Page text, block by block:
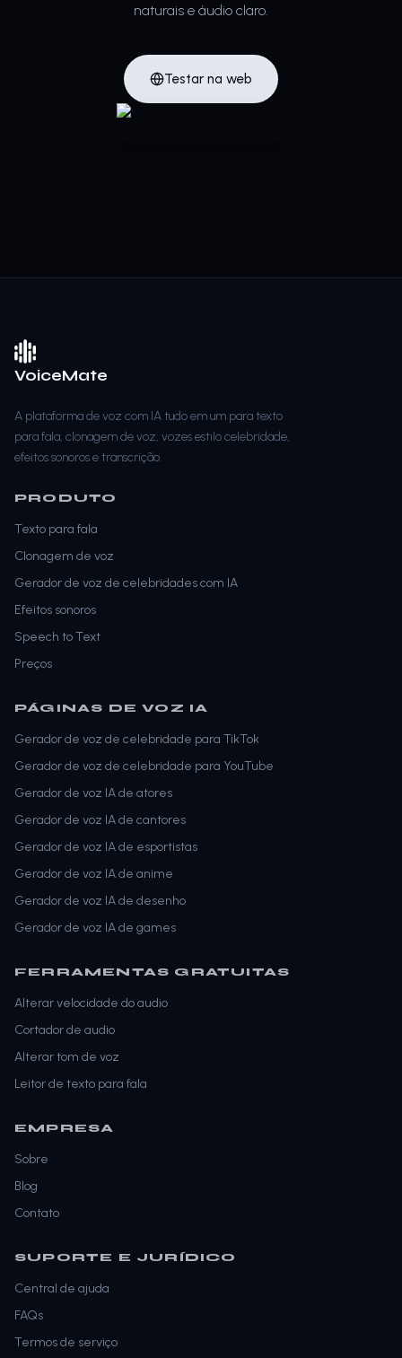
naturais e áudio claro.
Testar na web
VoiceMate
A plataforma de voz com IA tudo em um para texto
para fala, clonagem de voz, vozes estilo celebridade,
efeitos sonoros e transcrição.
PRODUTO
Texto para fala
Clonagem de voz
Gerador de voz de celebridades com IA
Efeitos sonoros
Speech to Text
Preços
PÁGINAS DE VOZ IA
Gerador de voz de celebridade para TikTok
Gerador de voz de celebridade para YouTube
Gerador de voz IA de atores
Gerador de voz IA de cantores
Gerador de voz IA de esportistas
Gerador de voz IA de anime
Gerador de voz IA de desenho
Gerador de voz IA de games
FERRAMENTAS GRATUITAS
Alterar velocidade do audio
Cortador de audio
Alterar tom de voz
Leitor de texto para fala
EMPRESA
Sobre
Blog
Contato
SUPORTE E JURÍDICO
Central de ajuda
FAQs
Termos de serviço